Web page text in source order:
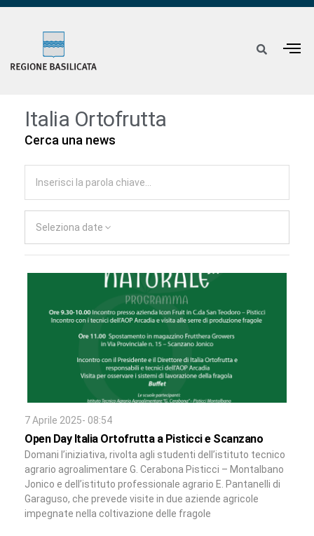
Italia Ortofrutta
Cerca una news
Seleziona date
7 Aprile 2025- 08:54
Open Day Italia Ortofrutta a Pisticci e Scanzano
Domani l’iniziativa, rivolta agli studenti dell’istituto tecnico
agrario agroalimentare G. Cerabona Pisticci – Montalbano
Jonico e dell’istituto professionale agrario E. Pantanelli di
Garaguso, che prevede visite in due aziende agricole
impegnate nella coltivazione delle fragole